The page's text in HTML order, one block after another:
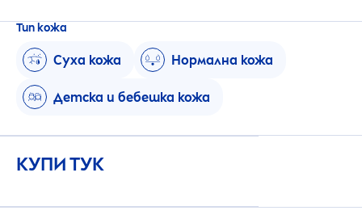
Тип кожа
Суха кожа Нормална кожа
Детска и бебешка кожа
КУПИ ТУК